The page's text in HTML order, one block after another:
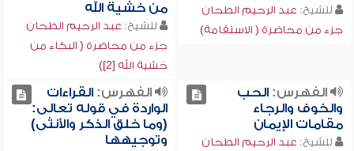
للشيخ: عبد الرحيم الطحان
جزء من محاضرة ( الاستقامة)
من خشية الله
للشيخ: عبد الرحيم الطحان
جزء من محاضرة ( البكاء من
خشية الله [2])
الفهرس:الحب
والخوف والرجاء
مقامات الإيمان
للشيخ: عبد الرحيم الطحان
الفهرس:القراءات
الواردة في قوله تعالى:
(وما خلق الذكر والأنثى)
وتوجيهها